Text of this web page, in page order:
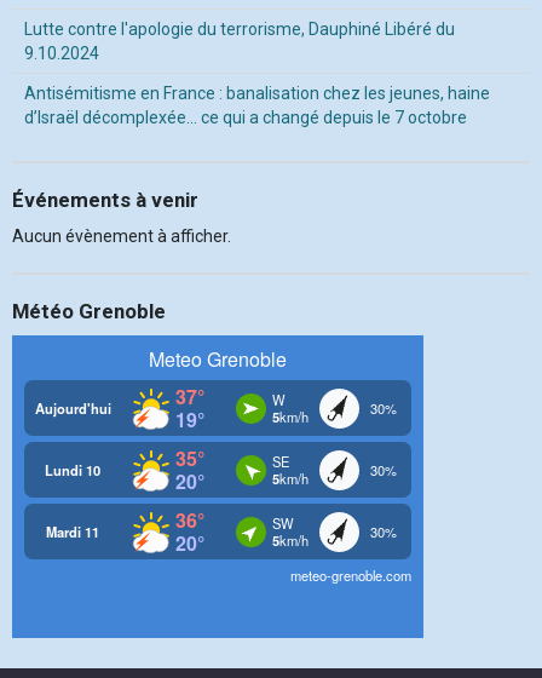
Lutte contre l'apologie du terrorisme, Dauphiné Libéré du
9.10.2024
Antisémitisme en France : banalisation chez les jeunes, haine
d’Israël décomplexée… ce qui a changé depuis le 7 octobre
Événements à venir
Aucun évènement à afficher.
Météo Grenoble